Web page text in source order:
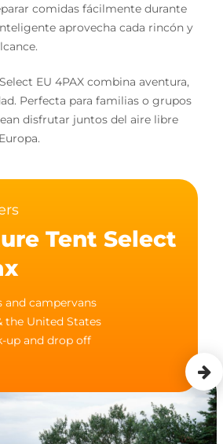
comidas fácilmente durante
aprovecha cada rincón y
EU 4PAX combina aventura,
Perfecta para familias o grupos
disfrutar juntos del aire libre
Tent Select
and campervans
the United States
up and drop off